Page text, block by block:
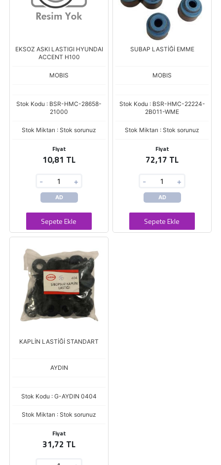
EKSOZ ASKI LASTIGI HYUNDAI
ACCENT H100
MOBIS
Stok Kodu : BSR-HMC-28658-
21000
Stok Miktarı : Stok sorunuz
Fiyat
10,81 TL
- +
AD
Sepete Ekle
SUBAP LASTİĞİ EMME
MOBIS
Stok Kodu : BSR-HMC-22224-
2B011-WME
Stok Miktarı : Stok sorunuz
Fiyat
72,17 TL
- +
AD
Sepete Ekle
KAPLİN LASTİĞİ STANDART
AYDIN
Stok Kodu : G-AYDIN 0404
Stok Miktarı : Stok sorunuz
Fiyat
31,72 TL